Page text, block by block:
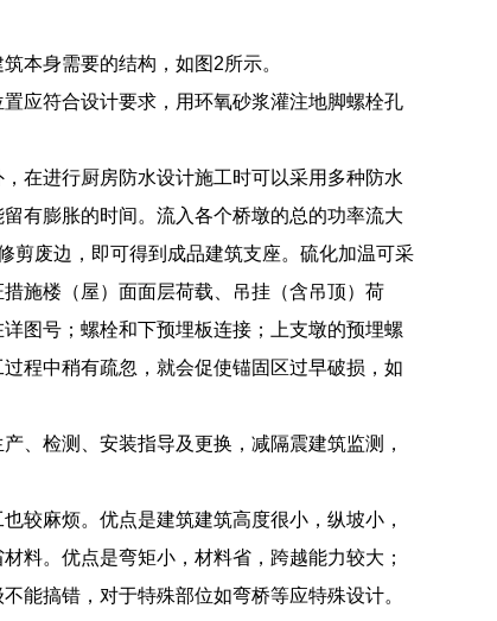
本身需要的结构，如图2所示。
应符合设计要求，用环氧砂浆灌注地脚螺栓孔
在进行厨房防水设计施工时可以采用多种防水
有膨胀的时间。流入各个桥墩的总的功率流大
剪废边，即可得到成品建筑支座。硫化加温可采
施楼（屋）面面层荷载、吊挂（含吊顶）荷
图号；螺栓和下预埋板连接；上支墩的预埋螺
程中稍有疏忽，就会促使锚固区过早破损，如
、检测、安装指导及更换，减隔震建筑监测，
较麻烦。优点是建筑建筑高度很小，纵坡小，
料。优点是弯矩小，材料省，跨越能力较大；
能搞错，对于特殊部位如弯桥等应特殊设计。